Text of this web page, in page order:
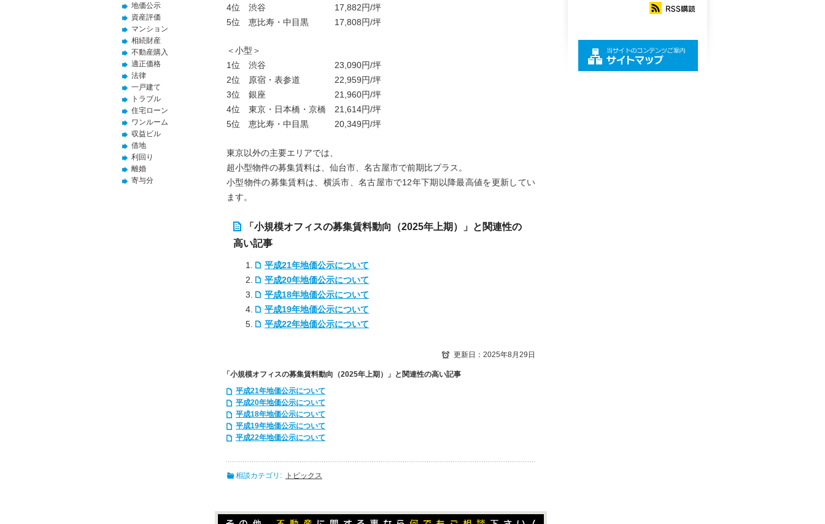
4位 渋谷 17,882円/坪
5位 恵比寿・中目黒 17,808円/坪
＜小型＞
1位 渋谷 23,090円/坪
2位 原宿・表参道 22,959円/坪
3位 銀座 21,960円/坪
4位 東京・日本橋・京橋 21,614円/坪
5位 恵比寿・中目黒 20,349円/坪
東京以外の主要エリアでは、
超小型物件の募集賃料は、仙台市、名古屋市で前期比プラス。
小型物件の募集賃料は、横浜市、名古屋市で12年下期以降最高値を更新してい
ます。
「小規模オフィスの募集賃料動向（2025年上期）」と関連性の
高い記事
平成21年地価公示について
平成20年地価公示について
平成18年地価公示について
平成19年地価公示について
平成22年地価公示について
更新日：2025年8月29日
「小規模オフィスの募集賃料動向（2025年上期）」と関連性の高い記事
平成21年地価公示について
平成20年地価公示について
平成18年地価公示について
平成19年地価公示について
平成22年地価公示について
相談カテゴリ: トピックス
地価公示
資産評価
マンション
相続財産
不動産購入
適正価格
法律
一戸建て
トラブル
住宅ローン
ワンルーム
収益ビル
借地
利回り
離婚
寄与分